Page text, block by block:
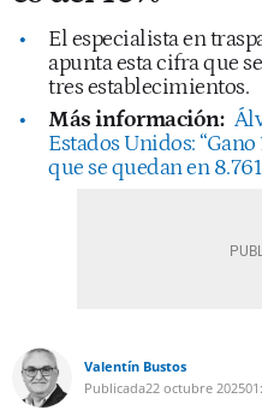
El especialista en
apunta esta cifra que
tres establecimientos.
Más información:
Estados Unidos:
que se quedan en
Valentín Bustos
Publicada22 octubre 2025